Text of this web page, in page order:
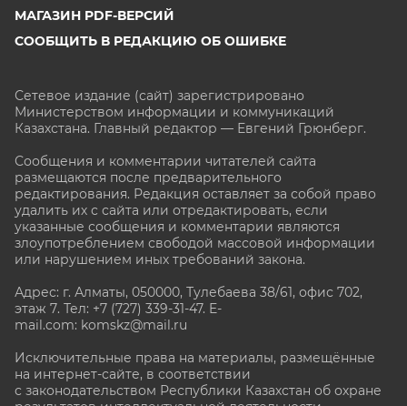
МАГАЗИН PDF-ВЕРСИЙ
СООБЩИТЬ В РЕДАКЦИЮ ОБ ОШИБКЕ
Сетевое издание (сайт) зарегистрировано
Министерством информации и коммуникаций
Казахстана. Главный редактор — Евгений Грюнберг.
Сообщения и комментарии читателей сайта
размещаются после предварительного
редактирования. Редакция оставляет за собой право
удалить их с сайта или отредактировать, если
указанные сообщения и комментарии являются
злоупотреблением свободой массовой информации
или нарушением иных требований закона.
Адрес: г. Алматы, 050000, Тулебаева 38/61, офис 702,
этаж 7. Тел: +7 (727) 339-31-47. E-
mail.com: komskz@mail.ru
Исключительные права на материалы, размещённые
на интернет-сайте, в соответствии
с законодательством Республики Казахстан об охране